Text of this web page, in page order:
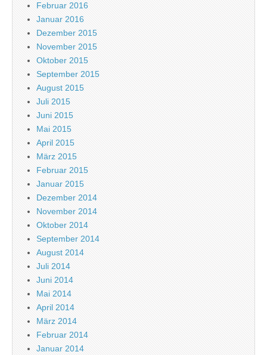
Februar 2016
Januar 2016
Dezember 2015
November 2015
Oktober 2015
September 2015
August 2015
Juli 2015
Juni 2015
Mai 2015
April 2015
März 2015
Februar 2015
Januar 2015
Dezember 2014
November 2014
Oktober 2014
September 2014
August 2014
Juli 2014
Juni 2014
Mai 2014
April 2014
März 2014
Februar 2014
Januar 2014